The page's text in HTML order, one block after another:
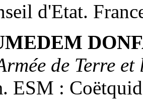
d'Etat.
de Terre
ESM :